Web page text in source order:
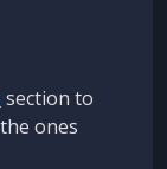
section to
ones